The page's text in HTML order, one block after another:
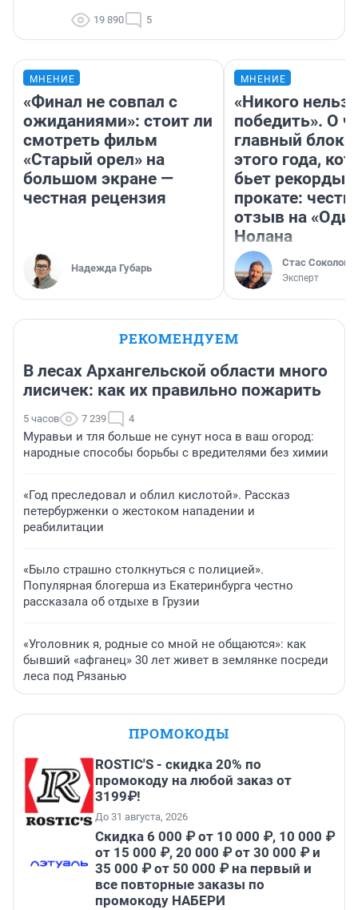
19 890 5
МНЕНИЕ
«Финал не совпал с
ожиданиями»: стоит ли
смотреть фильм
«Старый орел» на
большом экране —
честная рецензия
Надежда Губарь
МНЕНИЕ
«Никого нельзя
победить». О
главный
этого года,
бьет рекорды в
прокате:
отзыв на
Нолана
Стас Соколов
Эксперт
РЕКОМЕНДУЕМ
В лесах Архангельской области много
лисичек: как их правильно пожарить
5 часов 7 239 4
Муравьи и тля больше не сунут носа в ваш огород:
народные способы борьбы с вредителями без химии
«Год преследовал и облил кислотой». Рассказ
петербурженки о жестоком нападении и
реабилитации
«Было страшно столкнуться с полицией».
Популярная блогерша из Екатеринбурга честно
рассказала об отдыхе в Грузии
«Уголовник я, родные со мной не общаются»: как
бывший «афганец» 30 лет живет в землянке посреди
леса под Рязанью
ПРОМОКОДЫ
ROSTIC'S - скидка 20% по
промокоду на любой заказ от
3199₽!
До 31 августа, 2026
Скидка 6 000 ₽ от 10 000 ₽, 10 000 ₽
от 15 000 ₽, 20 000 ₽ от 30 000 ₽ и
35 000 ₽ от 50 000 ₽ на первый и
все повторные заказы по
промокоду НАБЕРИ